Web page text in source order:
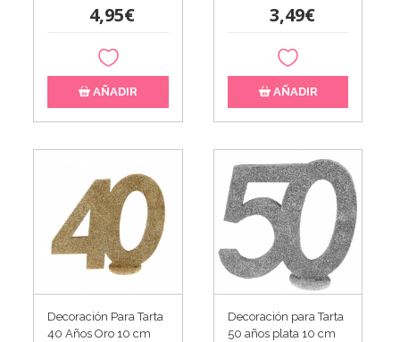
4,95€
AÑADIR
3,49€
AÑADIR
Decoración Para Tarta
40 Años Oro 10 cm
Decoración para Tarta
50 años plata 10 cm